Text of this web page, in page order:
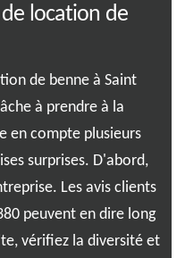
location de
de benne à Saint
à prendre à la
en compte plusieurs
surprises. D'abord,
Les avis clients
peuvent en dire long
vérifiez la diversité et